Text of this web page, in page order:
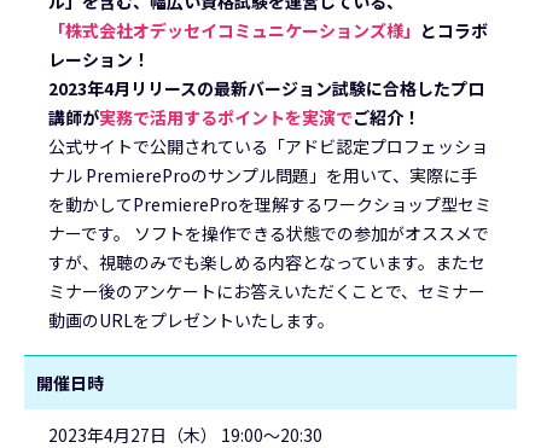
「株式会社オデッセイコミュニケーションズ様」 とコラボ
レーション！
2023年4月リリースの最新バージョン試験に合格したプロ
講師が実務で活用するポイントを実演でご紹介！
公式サイトで公開されている「アドビ認定プロフェッショ
ナル PremiereProのサンプル問題」を用いて、実際に手
を動かしてPremiereProを理解するワークショップ型セミ
ナーです。 ソフトを操作できる状態での参加がオススメで
すが、視聴のみでも楽しめる内容となっています。またセ
ミナー後のアンケートにお答えいただくことで、セミナー
動画のURLをプレゼントいたします。
開催日時
2023年4月27日（木） 19:00～20:30